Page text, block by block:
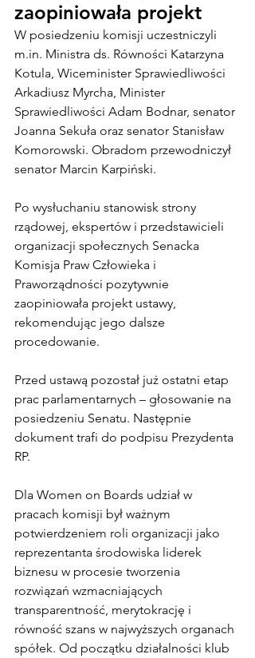
zaopiniowała projekt
W posiedzeniu komisji uczestniczyli
m.in. Ministra ds. Równości Katarzyna
Kotula, Wiceminister Sprawiedliwości
Arkadiusz Myrcha, Minister
Sprawiedliwości Adam Bodnar, senator
Joanna Sekuła oraz senator Stanisław
Komorowski. Obradom przewodniczył
senator Marcin Karpiński.
Po wysłuchaniu stanowisk strony
rządowej, ekspertów i przedstawicieli
organizacji społecznych Senacka
Komisja Praw Człowieka i
Praworządności pozytywnie
zaopiniowała projekt ustawy,
rekomendując jego dalsze
procedowanie.
Przed ustawą pozostał już ostatni etap
prac parlamentarnych – głosowanie na
posiedzeniu Senatu. Następnie
dokument trafi do podpisu Prezydenta
RP.
Dla Women on Boards udział w
pracach komisji był ważnym
potwierdzeniem roli organizacji jako
reprezentanta środowiska liderek
biznesu w procesie tworzenia
rozwiązań wzmacniających
transparentność, merytokrację i
równość szans w najwyższych organach
spółek. Od początku działalności klub